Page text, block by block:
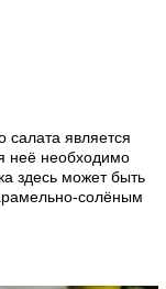
салата является
неё необходимо
здесь может быть
солёным